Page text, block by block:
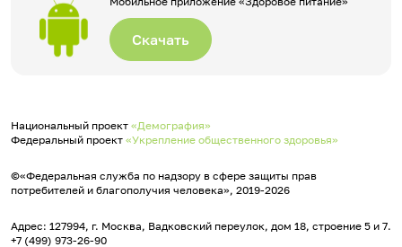
Скачать
Национальный проект «Демография»
Федеральный проект «Укрепление общественного здоровья»
©«Федеральная служба по надзору в сфере защиты прав
потребителей и благополучия человека», 2019-2026
Адрес: 127994, г. Москва, Вадковский переулок, дом 18, строение 5 и 7.
+7 (499) 973-26-90